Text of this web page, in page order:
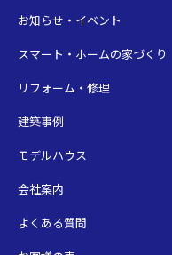
お知らせ・イベント
スマート・ホームの家づくり
リフォーム・修理
建築事例
モデルハウス
会社案内
よくある質問